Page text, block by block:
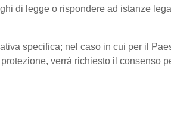
di legge o rispondere ad istanze
specifica; nel caso in cui per il
verrà richiesto il consenso